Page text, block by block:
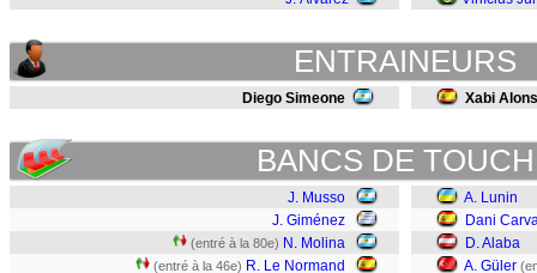
ENTRAINEURS
Diego Simeone Xabi
BANCS DE
J. Musso
J. Giménez
(entré à la 80e) N. Molina
(entré à la 46e) R. Le Normand
A. Lunin
Dani
D. Alaba
A. Güler